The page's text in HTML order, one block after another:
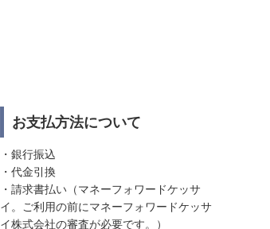
お支払方法について
・銀行振込
・代金引換
・請求書払い（マネーフォワードケッサ
イ。ご利用の前にマネーフォワードケッサ
イ株式会社の審査が必要です。）